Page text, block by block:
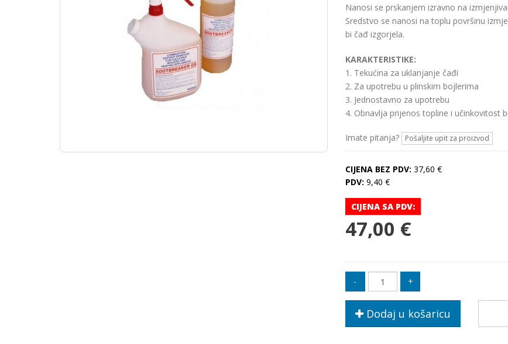
Nanosi se prskanjem izravno na
Sredstvo se nanosi na toplu površinu
bi čađ izgorjela.
KARAKTERISTIKE:
1. Tekućina za uklanjanje čađi
2. Za upotrebu u plinskim bojlerima
3. Jednostavno za upotrebu
4. Obnavlja prijenos topline i učinkovitost
Imate pitanja? Pošaljite upit za proizvod
CIJENA BEZ PDV: 37,60 €
PDV: 9,40 €
CIJENA SA PDV:
47,00 €
Dodaj u košaricu